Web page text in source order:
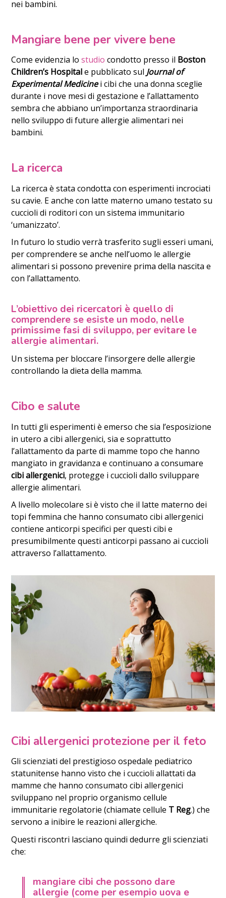
nei bambini.
Mangiare bene per vivere bene
Come evidenzia lostudio condotto presso il Boston
Children’s Hospitale pubblicato sul Journal of
Experimental Medicinei cibi che una donna sceglie
durante i nove mesi di gestazione e l’allattamento
sembra che abbiano un’importanza straordinaria
nello sviluppo di future allergie alimentari nei
bambini.
La ricerca
La ricerca è stata condotta con esperimenti incrociati
su cavie. E anche con latte materno umano testato su
cuccioli di roditori con un sistema immunitario
‘umanizzato’.
In futuro lo studio verrà trasferito sugli esseri umani,
per comprendere se anche nell’uomo le allergie
alimentari si possono prevenire prima della nascita e
con l’allattamento.
L’obiettivo dei ricercatori è quello di
comprendere se esiste un modo, nelle
primissime fasi di sviluppo, per evitare le
allergie alimentari.
Un sistema per bloccare l’insorgere delle allergie
controllando la dieta della mamma.
Cibo e salute
In tutti gli esperimenti è emerso che sia l’esposizione
in utero a cibi allergenici, sia e soprattutto
l’allattamento da parte di mamme topo che hanno
mangiato in gravidanza e continuano a consumare
cibi allergenici, protegge i cuccioli dallo sviluppare
allergie alimentari.
A livello molecolare si è visto che il latte materno dei
topi femmina che hanno consumato cibi allergenici
contiene anticorpi specifici per questi cibi e
presumibilmente questi anticorpi passano ai cuccioli
attraverso l’allattamento.
Cibi allergenici protezione per il feto
Gli scienziati del prestigioso ospedale pediatrico
statunitense hanno visto che i cuccioli allattati da
mamme che hanno consumato cibi allergenici
sviluppano nel proprio organismo cellule
immunitarie regolatorie (chiamate cellule T Reg.) che
servono a inibire le reazioni allergiche.
Questi riscontri lasciano quindi dedurre gli scienziati
che:
mangiare cibi che possono dare
allergie (come per esempio uova e